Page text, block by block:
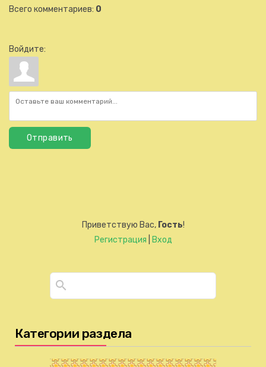
Всего комментариев: 0
Войдите:
Отправить
Приветствую Вас, Гость!
Регистрация
Вход
Категории раздела